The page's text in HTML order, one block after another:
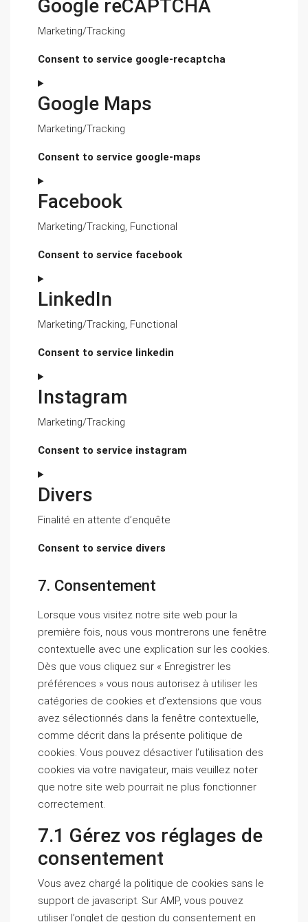
Google reCAPTCHA
Marketing/Tracking
Consent to service google-recaptcha
Google Maps
Marketing/Tracking
Consent to service google-maps
Facebook
Marketing/Tracking, Functional
Consent to service facebook
LinkedIn
Marketing/Tracking, Functional
Consent to service linkedin
Instagram
Marketing/Tracking
Consent to service instagram
Divers
Finalité en attente d’enquête
Consent to service divers
7. Consentement
Lorsque vous visitez notre site web pour la
première fois, nous vous montrerons une fenêtre
contextuelle avec une explication sur les cookies.
Dès que vous cliquez sur « Enregistrer les
préférences » vous nous autorisez à utiliser les
catégories de cookies et d’extensions que vous
avez sélectionnés dans la fenêtre contextuelle,
comme décrit dans la présente politique de
cookies. Vous pouvez désactiver l’utilisation des
cookies via votre navigateur, mais veuillez noter
que notre site web pourrait ne plus fonctionner
correctement.
7.1 Gérez vos réglages de
consentement
Vous avez chargé la politique de cookies sans le
support de javascript. Sur AMP, vous pouvez
utiliser l’onglet de gestion du consentement en